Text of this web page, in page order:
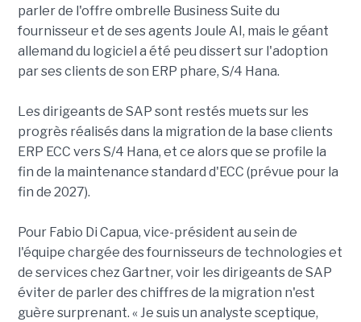
parler de l'offre ombrelle Business Suite du
fournisseur et de ses agents Joule AI, mais le géant
allemand du logiciel a été peu dissert sur l'adoption
par ses clients de son ERP phare, S/4 Hana.
Les dirigeants de SAP sont restés muets sur les
progrès réalisés dans la migration de la base clients
ERP ECC vers S/4 Hana, et ce alors que se profile la
fin de la maintenance standard d'ECC (prévue pour la
fin de 2027).
Pour Fabio Di Capua, vice-président au sein de
l'équipe chargée des fournisseurs de technologies et
de services chez Gartner, voir les dirigeants de SAP
éviter de parler des chiffres de la migration n'est
guère surprenant. « Je suis un analyste sceptique,